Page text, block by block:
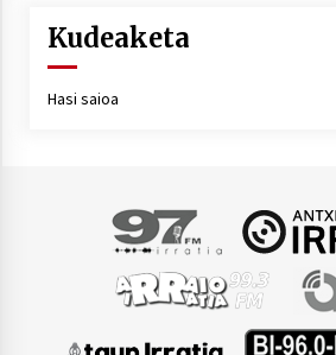
Kudeaketa
Hasi saioa